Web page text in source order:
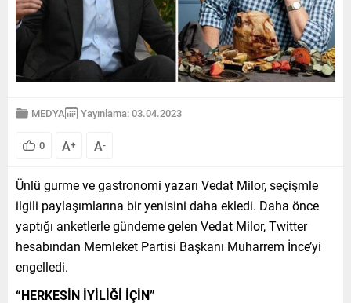
MEDYA Yayınlama: 03.04.2023
0 A+ A-
Ünlü gurme ve gastronomi yazarı Vedat Milor, seçişmle
ilgili paylaşımlarına bir yenisini daha ekledi. Daha önce
yaptığı anketlerle gündeme gelen Vedat Milor, Twitter
hesabından Memleket Partisi Başkanı Muharrem İnce’yi
engelledi.
“HERKESİN İYİLİĞİ İÇİN”